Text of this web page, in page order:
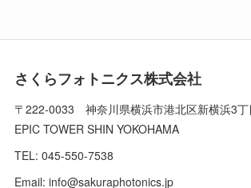
さくらフォトニクス株式会社
〒222-0033 神奈川県横浜市港北区新横浜3丁
EPIC TOWER SHIN YOKOHAMA
TEL: 045-550-7538
Email: info@sakuraphotonics.jp